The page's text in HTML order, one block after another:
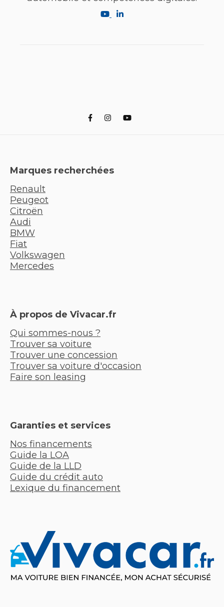
Marques recherchées
Renault
Peugeot
Citroën
Audi
BMW
Fiat
Volkswagen
Mercedes
À propos de Vivacar.fr
Qui sommes-nous ?
Trouver sa voiture
Trouver une concession
Trouver sa voiture d'occasion
Faire son leasing
Garanties et services
Nos financements
Guide la LOA
Guide de la LLD
Guide du crédit auto
Lexique du financement